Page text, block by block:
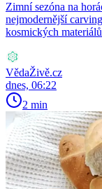
Zimní sezóna na
nejmodernější
kosmických
VědaŽivě.cz
dnes, 06:22
2 min